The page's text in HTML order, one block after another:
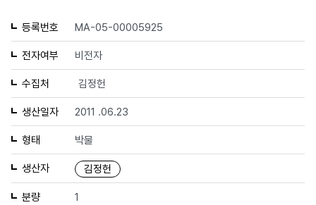
등록번호 MA-05-00005925
전자여부 비전자
수집처 김정헌
생산일자 2011 .06.23
형태 박물
생산자 김정헌
분량 1